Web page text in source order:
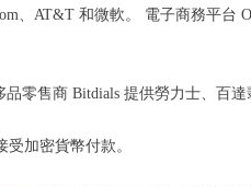
、AT&T 和微軟。 電子商務平台
零售商 Bitdials 提供勞力士、百達
加密貨幣付款。